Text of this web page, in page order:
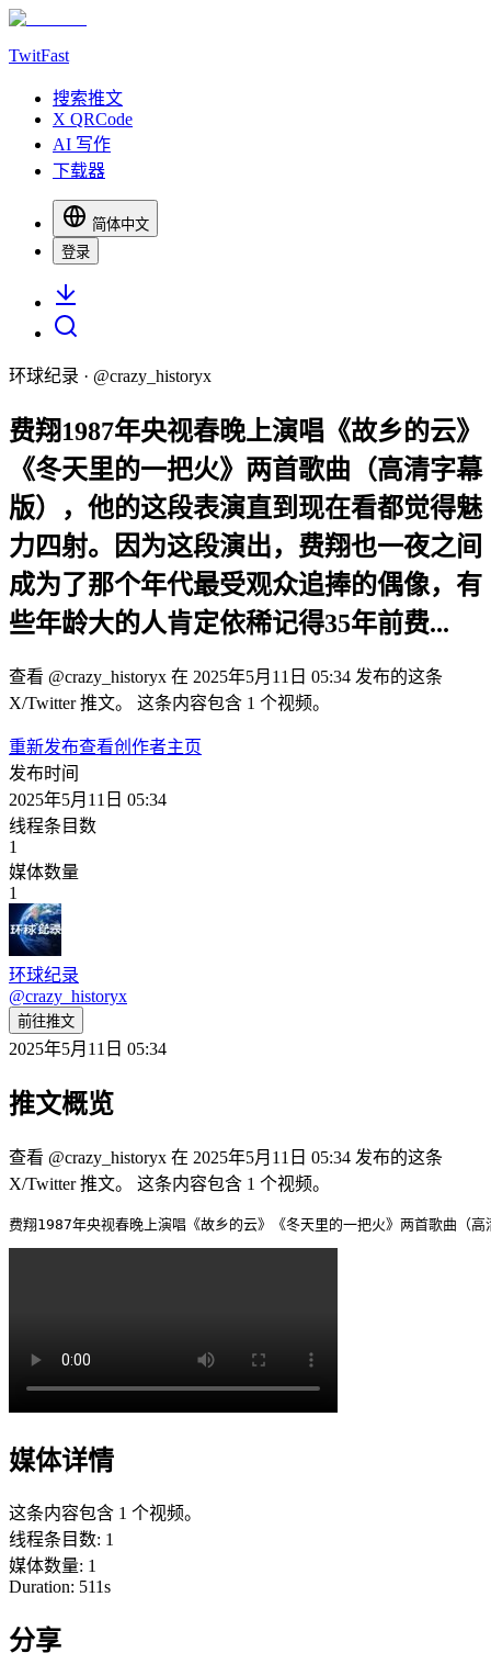
TwitFast
搜索推文
X QRCode
AI 写作
下载器
简体中文
登录
环球纪录 · @crazy_historyx
费翔1987年央视春晚上演唱《故乡的云》
《冬天里的一把火》两首歌曲（高清字幕
版），他的这段表演直到现在看都觉得魅
力四射。因为这段演出，费翔也一夜之间
成为了那个年代最受观众追捧的偶像，有
些年龄大的人肯定依稀记得35年前费...
查看 @crazy_historyx 在 2025年5月11日 05:34 发布的这条
X/Twitter 推文。 这条内容包含 1 个视频。
重新发布查看创作者主页
发布时间
2025年5月11日 05:34
线程条目数
1
媒体数量
1
环球纪录
@crazy_historyx
前往推文
2025年5月11日 05:34
推文概览
查看 @crazy_historyx 在 2025年5月11日 05:34 发布的这条
X/Twitter 推文。 这条内容包含 1 个视频。
费翔1987年央视春晚上演唱《故乡的云》《冬天里的一把火》两首歌曲（
媒体详情
这条内容包含 1 个视频。
线程条目数: 1
媒体数量: 1
Duration: 511s
分享